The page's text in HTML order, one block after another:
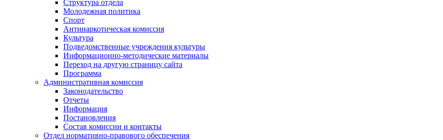
Структура отдела
Молодежная политика
Спорт
Антинаркотическая комиссия
Культура
Подведомственные учреждения культуры
Информационно-методические материалы
Переход на другую страницу сайта
Программа
Административная комиссия
Законодательство
Отчеты
Информация
Постановления
Состав комиссии и контакты
Отдел нормативно-правового обеспечения